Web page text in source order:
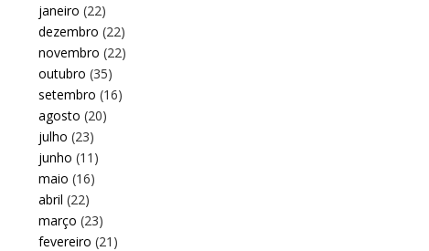
janeiro (22)
dezembro (22)
novembro (22)
outubro (35)
setembro (16)
agosto (20)
julho (23)
junho (11)
maio (16)
abril (22)
março (23)
fevereiro (21)